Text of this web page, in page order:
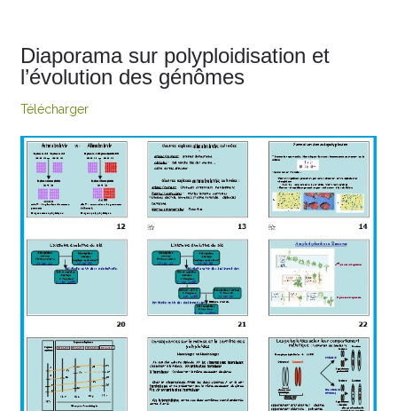
Diaporama sur polyploidisation et
l’évolution des génômes
Télécharger